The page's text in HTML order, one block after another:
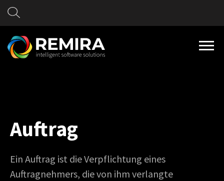
Auftrag
Ein Auftrag ist die Verpflichtung eines
Auftragnehmers, die von ihm verlangte